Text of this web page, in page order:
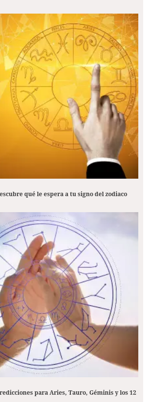
qué le espera a tu signo del zodiaco
para Aries, Tauro, Géminis y los 12